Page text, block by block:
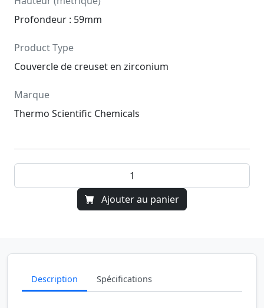
Profondeur : 59mm
Product Type
Couvercle de creuset en zirconium
Marque
Thermo Scientific Chemicals
Ajouter au panier
Description Spécifications